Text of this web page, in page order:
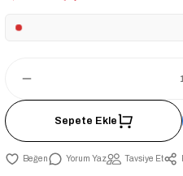
Sepete Ekle
Yorum Yaz Tavsiye Et